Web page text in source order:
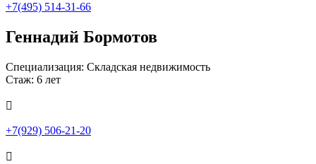
+7(495) 514-31-66
Геннадий Бормотов
Специализация: Складская недвижимость
Стаж: 6 лет

+7(929) 506-21-20
